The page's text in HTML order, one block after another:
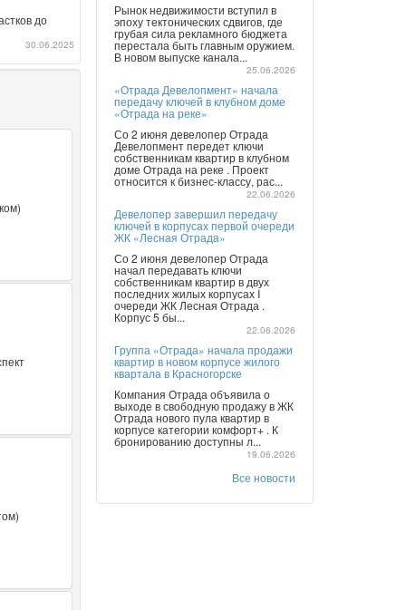
до
30.06.2025
Рынок недвижимости вступил в
эпоху тектонических сдвигов, где
грубая сила рекламного бюджета
перестала быть главным оружием.
В новом выпуске канала...
25.06.2026
«Отрада Девелопмент» начала
передачу ключей в клубном доме
«Отрада на реке»
Со 2 июня девелопер Отрада
Девелопмент передет ключи
собственникам квартир в клубном
доме Отрада на реке . Проект
относится к бизнес-классу, рас...
22.06.2026
Девелопер завершил передачу
ключей в корпусах первой очереди
ЖК «Лесная Отрада»
Со 2 июня девелопер Отрада
начал передавать ключи
собственникам квартир в двух
последних жилых корпусах I
очереди ЖК Лесная Отрада .
Корпус 5 бы...
22.06.2026
Группа «Отрада» начала продажи
квартир в новом корпусе жилого
квартала в Красногорске
Компания Отрада объявила о
выходе в свободную продажу в ЖК
Отрада нового пула квартир в
корпусе категории комфорт+ . К
бронированию доступны л...
19.06.2026
Все новости